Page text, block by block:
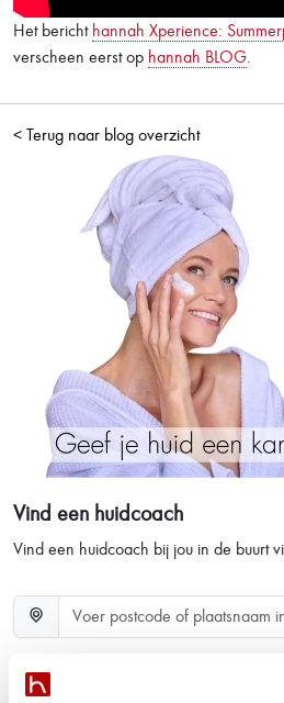
Het bericht hannah Xperience:
verscheen eerst op hannah BLOG
< Terug naar blog overzicht
Vind een huidcoach
Vind een huidcoach bij jou in de buurt
hannah nieuws